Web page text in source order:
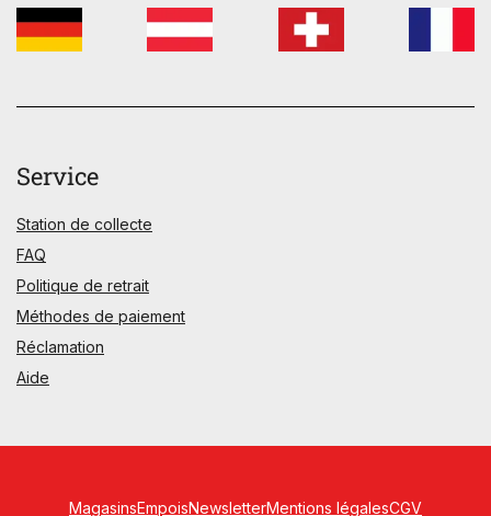
Service
Station de collecte
FAQ
Politique de retrait
Méthodes de paiement
Réclamation
Aide
MagasinsEmpoisNewsletterMentions légalesCGV